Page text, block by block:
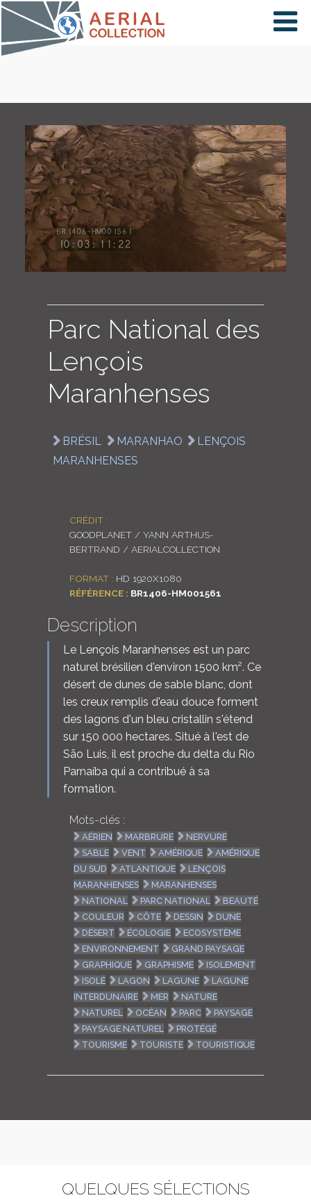
×
PAYS
CARTE
COLLECTIONS
LOGIN
Parc National des
Lençois
Maranhenses
BRÉSIL MARANHAO
LENÇOIS
MARANHENSES
CRÉDIT :
GOODPLANET / YANN ARTHUS-
BERTRAND / AERIALCOLLECTION
FORMAT : HD 1920X1080
RÉFÉRENCE : BR1406-HM001561
Description
Le Lençois Maranhenses est un parc
naturel brésilien d'environ 1500 km². Ce
désert de dunes de sable blanc, dont
les creux remplis d'eau douce forment
des lagons d'un bleu cristallin s'étend
sur 150 000 hectares. Situé à l'est de
São Luis, il est proche du delta du Rio
Parnaíba qui a contribué à sa
formation.
Mots-clés :
AÉRIEN MARBRURE
NERVURE
SABLE
VENT AMÉRIQUE
AMÉRIQUE
DU SUD
ATLANTIQUE
LENÇOIS
MARANHENSES
MARANHENSES
NATIONAL
PARC NATIONAL
BEAUTÉ
COULEUR
CÔTE DESSIN
DUNE
DÉSERT
ÉCOLOGIE
ECOSYSTÈME
ENVIRONNEMENT
GRAND PAYSAGE
GRAPHIQUE
GRAPHISME
ISOLEMENT
ISOLÉ
LAGON LAGUNE
LAGUNE
INTERDUNAIRE
MER
NATURE
NATUREL
OCÉAN PARC
PAYSAGE
PAYSAGE NATUREL
PROTÉGÉ
TOURISME
TOURISTE TOURISTIQUE
QUELQUES SÉLECTIONS